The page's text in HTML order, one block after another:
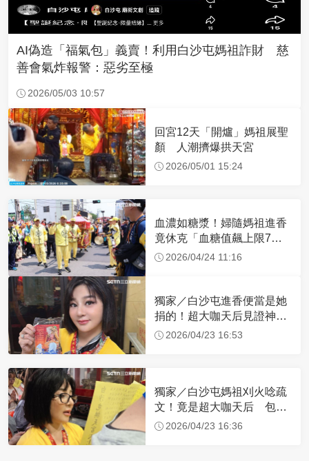
AI偽造「福氣包」義賣！利用白沙屯媽祖詐財 慈
善會氣炸報警：惡劣至極
2026/05/03 10:57
回宮12天「開爐」媽祖展聖
顏 人潮擠爆拱天宮
2026/05/01 15:24
血濃如糖漿！婦隨媽祖進香
竟休克「血糖值飆上限7
倍」 醫曝原因
2026/04/24 11:16
獨家／白沙屯進香便當是她
捐的！超大咖天后見證神
蹟 一靠近媽祖就爆哭
2026/04/23 16:53
獨家／白沙屯媽祖刈火唸疏
文！竟是超大咖天后 包尿
布忍尿5小時不喊累
2026/04/23 16:36